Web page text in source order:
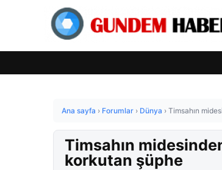
Ana sayfa › Forumlar › Dünya › Timsahın
Timsahın
korkutan şüphe